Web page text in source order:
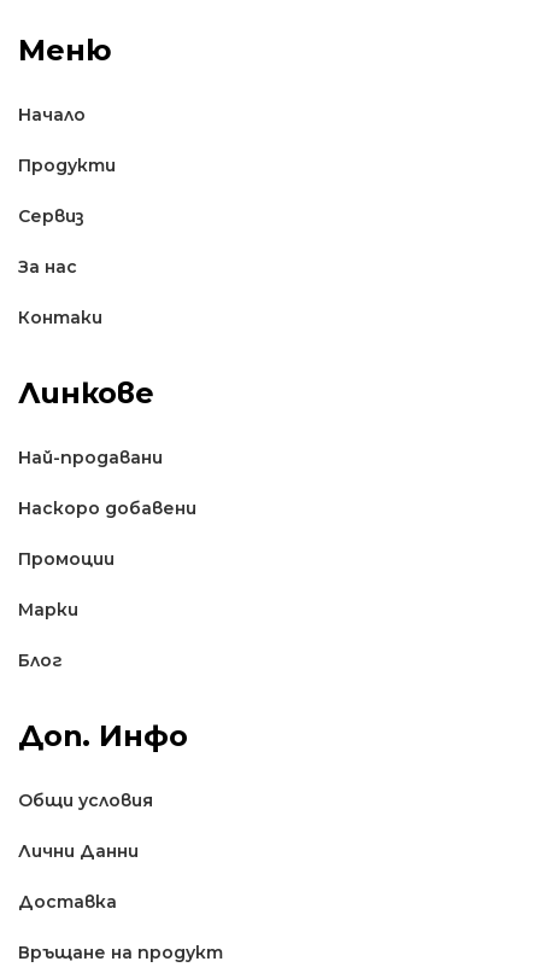
Меню
Начало
Продукти
Сервиз
За нас
Контаки
Линкове
Най-продавани
Наскоро добавени
Промоции
Марки
Блог
Доп. Инфо
Общи условия
Лични Данни
Доставкa
Връщане на продукт